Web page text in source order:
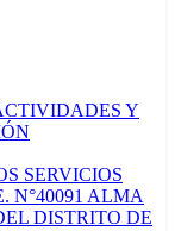
Y
SERVICIOS
N°40091 ALMA
DISTRITO DE